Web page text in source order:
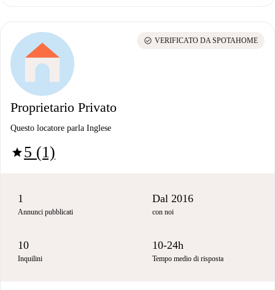
Proprietario Privato
Questo locatore parla Inglese
star5 (1)
check_circle VERIFICATO DA SPOTAHOME
1
Annunci pubblicati
Dal 2016
con noi
10
Inquilini
10-24h
Tempo medio di risposta